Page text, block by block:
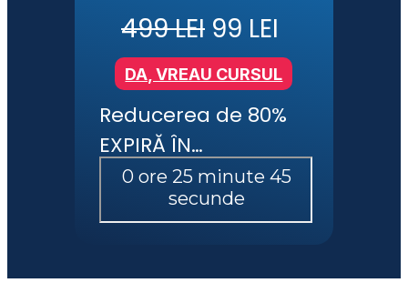
DA, VREAU CURSUL
499 LEI 99 LEI
Reducerea de 80%
EXPIRĂ ÎN…